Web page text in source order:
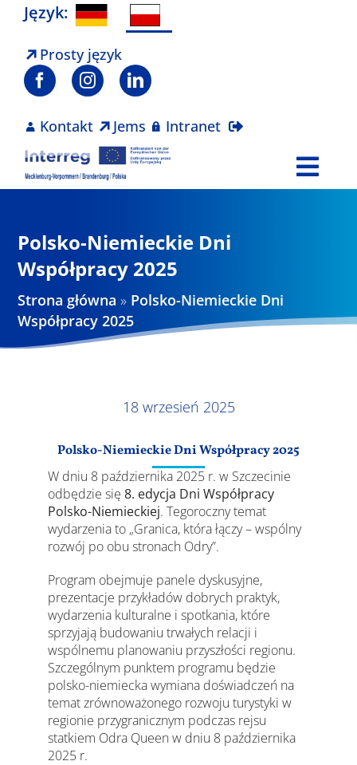
Skip
content
Język:
Prosty język
Kontakt Jems Intranet
Projekty
Aktualności
Polsko-Niemieckie Dni
Współpracy 2025
Strona główna » Polsko-Niemieckie Dni
Współpracy 2025
18 wrzesień 2025
Polsko-Niemieckie Dni Współpracy 2025
W dniu 8 października 2025 r. w Szczecinie
odbędzie się 8. edycja Dni Współpracy
Polsko-Niemieckiej. Tegoroczny temat
wydarzenia to „Granica, która łączy – wspólny
rozwój po obu stronach Odry”.
Program obejmuje panele dyskusyjne,
prezentacje przykładów dobrych praktyk,
wydarzenia kulturalne i spotkania, które
sprzyjają budowaniu trwałych relacji i
wspólnemu planowaniu przyszłości regionu.
Szczególnym punktem programu będzie
polsko-niemiecka wymiana doświadczeń na
temat zrównoważonego rozwoju turystyki w
regionie przygranicznym podczas rejsu
statkiem Odra Queen w dniu 8 października
2025 r.